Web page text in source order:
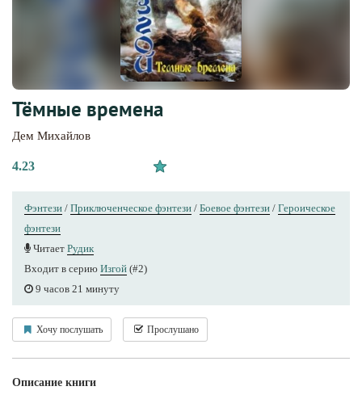
Тёмные времена
Дем Михайлов
4.23
Фэнтези / Приключенческое фэнтези / Боевое фэнтези / Героическое
фэнтези
Читает Рудик
Входит в серию Изгой (#2)
9 часов 21 минуту
Хочу послушать Прослушано
Описание книги